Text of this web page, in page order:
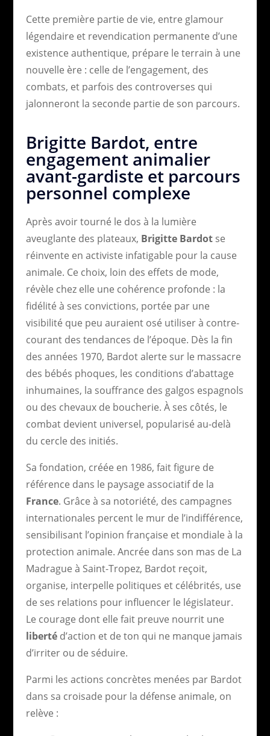
Cette première partie de vie, entre glamour
légendaire et revendication permanente d’une
existence authentique, prépare le terrain à une
nouvelle ère : celle de l’engagement, des
combats, et parfois des controverses qui
jalonneront la seconde partie de son parcours.
Brigitte Bardot, entre
engagement animalier
avant-gardiste et parcours
personnel complexe
Après avoir tourné le dos à la lumière
aveuglante des plateaux, Brigitte Bardotse
réinvente en activiste infatigable pour la cause
animale. Ce choix, loin des effets de mode,
révèle chez elle une cohérence profonde : la
fidélité à ses convictions, portée par une
visibilité que peu auraient osé utiliser à contre-
courant des tendances de l’époque. Dès la fin
des années 1970, Bardot alerte sur le massacre
des bébés phoques, les conditions d’abattage
inhumaines, la souffrance des galgos espagnols
ou des chevaux de boucherie. À ses côtés, le
combat devient universel, popularisé au-delà
du cercle des initiés.
Sa fondation, créée en 1986, fait figure de
référence dans le paysage associatif de la
France. Grâce à sa notoriété, des campagnes
internationales percent le mur de l’indifférence,
sensibilisant l’opinion française et mondiale à la
protection animale. Ancrée dans son mas de La
Madrague à Saint-Tropez, Bardot reçoit,
organise, interpelle politiques et célébrités, use
de ses relations pour influencer le législateur.
Le courage dont elle fait preuve nourrit une
libertéd’action et de ton qui ne manque jamais
d’irriter ou de séduire.
Parmi les actions concrètes menées par Bardot
dans sa croisade pour la défense animale, on
relève :